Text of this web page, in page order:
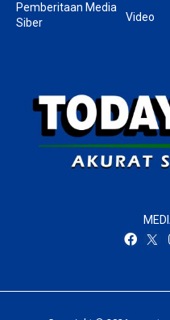
Pemberitaan Media
Siber
Video